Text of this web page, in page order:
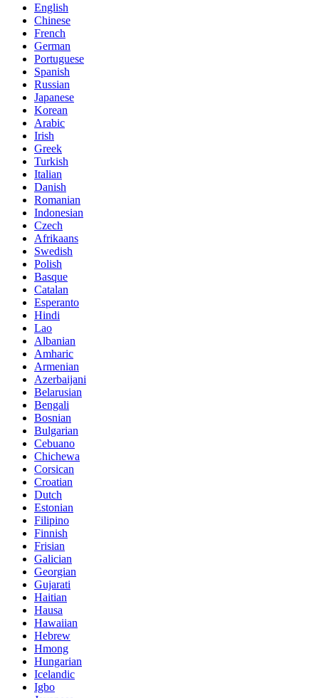
English
Chinese
French
German
Portuguese
Spanish
Russian
Japanese
Korean
Arabic
Irish
Greek
Turkish
Italian
Danish
Romanian
Indonesian
Czech
Afrikaans
Swedish
Polish
Basque
Catalan
Esperanto
Hindi
Lao
Albanian
Amharic
Armenian
Azerbaijani
Belarusian
Bengali
Bosnian
Bulgarian
Cebuano
Chichewa
Corsican
Croatian
Dutch
Estonian
Filipino
Finnish
Frisian
Galician
Georgian
Gujarati
Haitian
Hausa
Hawaiian
Hebrew
Hmong
Hungarian
Icelandic
Igbo